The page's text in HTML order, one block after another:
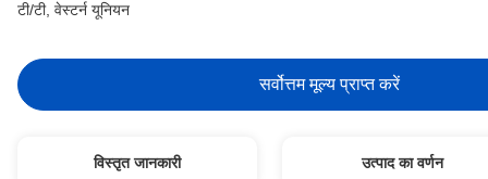
टी/टी, वेस्टर्न यूनियन
सर्वोत्तम मूल्य प्राप्त करें
विस्तृत जानकारी उत्पाद का वर्णन